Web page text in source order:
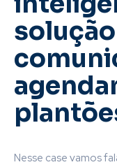
Nesse case vamos